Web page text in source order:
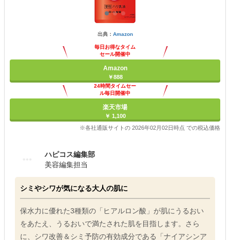
出典： Amazon
毎日お得なタイム
セール開催中
Amazon
￥888
24時間タイムセー
ル毎日開催中
楽天市場
￥ 1,100
※各社通販サイトの 2026年02月02日時点 での税込価格
ハピコス編集部
美容編集担当
シミやシワが気になる大人の肌に
保水力に優れた3種類の「ヒアルロン酸」が肌にうるおい
をあたえ、うるおいで満たされた肌を目指します。さら
に、シワ改善＆シミ予防の有効成分である「ナイアシンア